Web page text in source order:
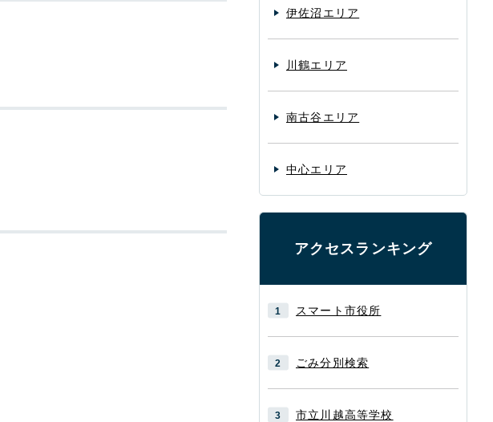
伊佐沼エリア
川鶴エリア
南古谷エリア
中心エリア
アクセスランキング
スマート市役所
ごみ分別検索
市立川越高等学校